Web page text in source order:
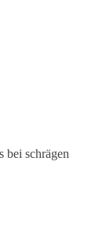
bei schrägen